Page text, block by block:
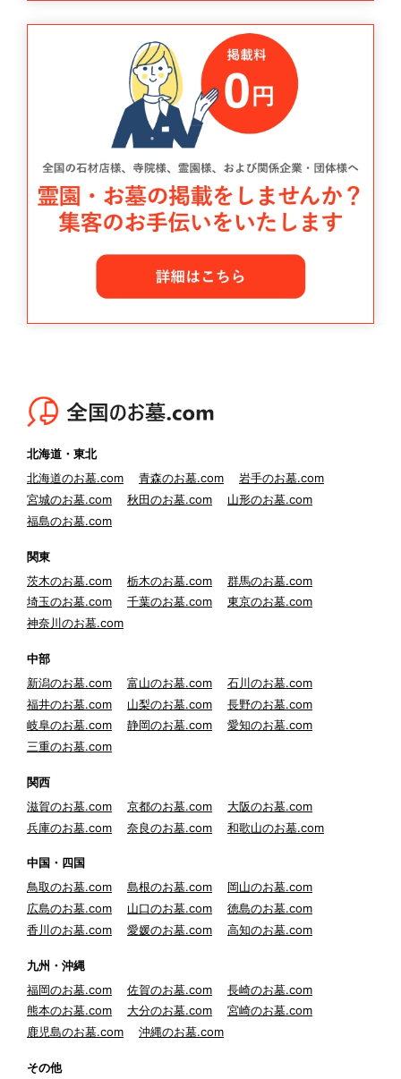
北海道・東北
北海道のお墓.com
青森のお墓.com
岩手のお墓.com
宮城のお墓.com
秋田のお墓.com
山形のお墓.com
福島のお墓.com
関東
茨木のお墓.com
栃木のお墓.com
群馬のお墓.com
埼玉のお墓.com
千葉のお墓.com
東京のお墓.com
神奈川のお墓.com
中部
新潟のお墓.com
富山のお墓.com
石川のお墓.com
福井のお墓.com
山梨のお墓.com
長野のお墓.com
岐阜のお墓.com
静岡のお墓.com
愛知のお墓.com
三重のお墓.com
関西
滋賀のお墓.com
京都のお墓.com
大阪のお墓.com
兵庫のお墓.com
奈良のお墓.com 和歌山のお墓.com
中国・四国
鳥取のお墓.com
島根のお墓.com
岡山のお墓.com
広島のお墓.com
山口のお墓.com
徳島のお墓.com
香川のお墓.com
愛媛のお墓.com 高知のお墓.com
九州・沖縄
福岡のお墓.com
佐賀のお墓.com
長崎のお墓.com
熊本のお墓.com
大分のお墓.com
宮崎のお墓.com
鹿児島のお墓.com
沖縄のお墓.com
その他